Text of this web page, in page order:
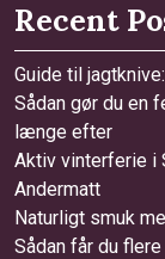
Recent
Guide til
Sådan gør du en
længe efter
Aktiv vinterferie i
Andermatt
Naturligt smuk
Sådan får du